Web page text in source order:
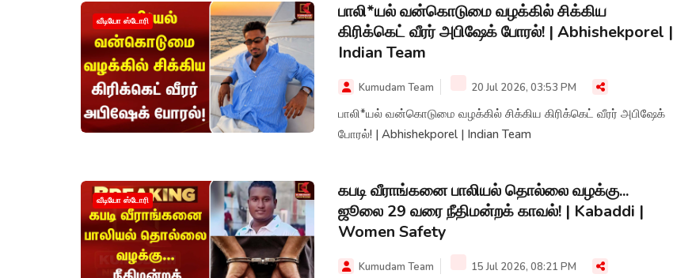
வீடியோ ஸ்டோரி
பாலி*யல் வன்கொடுமை வழக்கில் சிக்கிய
கிரிக்கெட் வீரர் அபிஷேக் போரல்! | Abhishekporel |
Indian Team
Kumudam Team 20 Jul 2026, 03:53 PM
பாலி*யல் வன்கொடுமை வழக்கில் சிக்கிய கிரிக்கெட் வீரர் அபிஷேக்
போரல்! | Abhishekporel | Indian Team
வீடியோ ஸ்டோரி
கபடி வீராங்கனை பாலியல் தொல்லை வழக்கு...
ஜூலை 29 வரை நீதிமன்றக் காவல்! | Kabaddi |
Women Safety
Kumudam Team 15 Jul 2026, 08:21 PM